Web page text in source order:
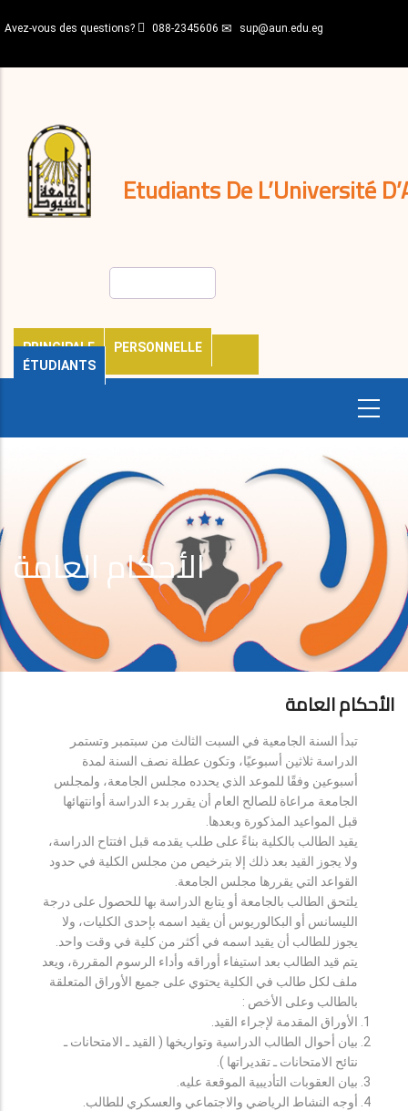
au
principal
Avez-vous des questions? 088-2345606 sup@aun.edu.eg
Etudiants De L’Université
PRINCIPALE
PERSONNELLE
ÉTUDIANTS
décisions
Expatriés
Journal
الأحكام العامة
الأحكام العامة
تبدأ السنة الجامعية في السبت الثالث من سبتمبر وتستمر
الدراسة ثلاثين أسبوعيًا، وتكون عطلة نصف السنة لمدة
أسبوعين وفقًا للموعد الذي يحدده مجلس الجامعة، ولمجلس
الجامعة مراعاة للصالح العام أن يقرر بدء الدراسة أوانتهائها
قبل المواعيد المذكورة وبعدها.
يقيد الطالب بالكلية بناءً على طلب يقدمه قبل افتتاح الدراسة،
ولا يجوز القيد بعد ذلك إلا بترخيص من مجلس الكلية في حدود
القواعد التي يقررها مجلس الجامعة.
يلتحق الطالب بالجامعة أو يتابع الدراسة بها للحصول على درجة
الليسانس أو البكالوريوس أن يقيد اسمه بإحدى الكليات، ولا
يجوز للطالب أن يقيد اسمه في أكثر من كلية في وقت واحد.
يتم قيد الطالب بعد استيفاء أوراقه وأداء الرسوم المقررة، ويعد
ملف لكل طالب في الكلية يحتوي على جميع الأوراق المتعلقة
بالطالب وعلى الأخص :
الأوراق المقدمة لإجراء القيد.
بيان أحوال الطالب الدراسية وتواريخها ( القيد ـ الامتحانات ـ
نتائح الامتحانات ـ تقديراتها ).
بيان العقوبات التأديبية الموقعة عليه.
أوجه النشاط الرياضي والاجتماعي والعسكري للطالب.